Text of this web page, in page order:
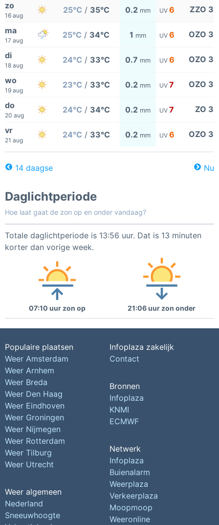
zo
16 aug
25°C / 35°C 0.2 mm UV 6 ZZO 3
ma
17 aug
25°C / 34°C 1 mm UV 6 OZO 3
di
18 aug
24°C / 33°C 0.7 mm UV 6 OZO 3
wo
19 aug
23°C / 33°C 0.2 mm UV 7 OZO 3
do
20 aug
24°C / 34°C 0.2 mm UV 7 ZO 3
vr
21 aug
24°C / 33°C 0.2 mm UV 6 OZO 3
14 daagse Nu
Daglichtperiode
Hoe laat gaat de zon op en onder vandaag?
Totale daglichtperiode is 13:56 uur. Dat is 13 minuten
korter dan vorige week.
07:10 uur zon op 21:06 uur zon onder
Populaire plaatsen
Weer Amsterdam
Weer Arnhem
Weer Breda
Weer Den Haag
Weer Eindhoven
Weer Groningen
Weer Nijmegen
Weer Rotterdam
Weer Tilburg
Weer Utrecht
Weer algemeen
Nederland
Sneeuwhoogte
Infoplaza zakelijk
Contact
Bronnen
Infoplaza
KNMI
ECMWF
Netwerk
Infoplaza
Buienalarm
Weerplaza
Verkeerplaza
Moopmoop
Weeronline